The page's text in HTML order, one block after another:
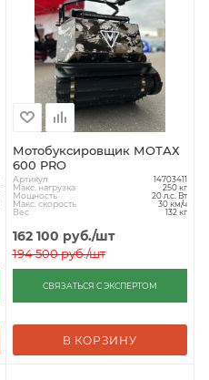
Мотобуксировщик МОТАХ
600 PRO
Артикул 14703411
Макс. нагрузка 250 кг
Мощность 20 л.с. Вт
Макс. скорость 30 км/ч
Вес 132 кг
162 100 руб./шт
194 500руб./шт
СВЯЗАТЬСЯ С ЭКСПЕРТОМ
В КОРЗИНУ